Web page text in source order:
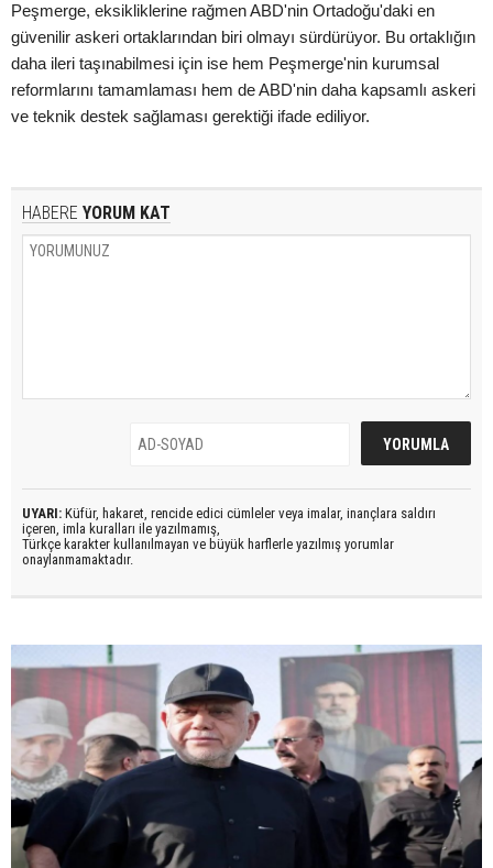
Peşmerge, eksikliklerine rağmen ABD'nin Ortadoğu'daki en
güvenilir askeri ortaklarından biri olmayı sürdürüyor. Bu ortaklığın
daha ileri taşınabilmesi için ise hem Peşmerge'nin kurumsal
reformlarını tamamlaması hem de ABD'nin daha kapsamlı askeri
ve teknik destek sağlaması gerektiği ifade ediliyor.
HABERE YORUM KAT
UYARI: Küfür, hakaret, rencide edici cümleler veya imalar, inançlara saldırı
içeren, imla kuralları ile yazılmamış,
Türkçe karakter kullanılmayan ve büyük harflerle yazılmış yorumlar
onaylanmamaktadır.